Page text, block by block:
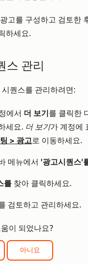
고를 구성하고 검토한
하세요.
스 관리
시퀀스를 관리하려면:
에서 더 보기 를 클릭한
세요. 더 보기가 계정에
> 광고로 이동하세요.
메뉴에서 '광고시퀀스'
를 찾아 클릭하세요.
검토하고 관리하세요.
이 되었나요?
아니요